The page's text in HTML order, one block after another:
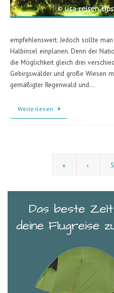
empfehlenswert. Jedoch sollte
Halbinsel einplanen. Denn der
die Möglichkeit gleich drei
Gebirgswälder und große Wiesen
gemäßigter Regenwald und…
Weiterlesen
« ‹ 5